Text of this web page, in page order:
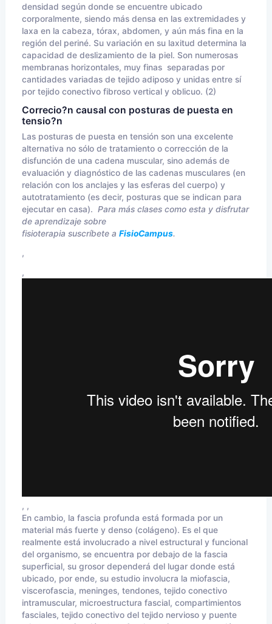
densidad según donde se encuentre ubicado
corporalmente, siendo más densa en las extremidades y
laxa en la cabeza, tórax, abdomen, y aún más fina en la
región del periné. Su variación en su laxitud determina la
capacidad de deslizamiento de la piel. Son numerosas
membranas horizontales, muy finas separadas por
cantidades variadas de tejido adiposo y unidas entre sí
por tejido conectivo fibroso vertical y oblicuo. (2)
Correcio?n causal con posturas de puesta en
tensio?n
Las posturas de puesta en tensión son una excelente
alternativa no sólo de tratamiento o corrección de la
disfunción de una cadena muscular, sino además de
evaluación y diagnóstico de las cadenas musculares (en
relación con los anclajes y las esferas del cuerpo) y
autotratamiento (es decir, posturas que se indican para
ejecutar en casa). Para más clases como esta y disfrutar
de aprendizaje sobre
fisioterapia suscríbete a FisioCampus.
,
,
, ,
En cambio, la fascia profunda está formada por un
material más fuerte y denso (colágeno). Es el que
realmente está involucrado a nivel estructural y funcional
del organismo, se encuentra por debajo de la fascia
superficial, su grosor dependerá del lugar donde está
ubicado, por ende, su estudio involucra la miofascia,
viscerofascia, meninges, tendones, tejido conectivo
intramuscular, microestructura fascial, compartimientos
fasciales, tejido conectivo del tejido nervioso y puente